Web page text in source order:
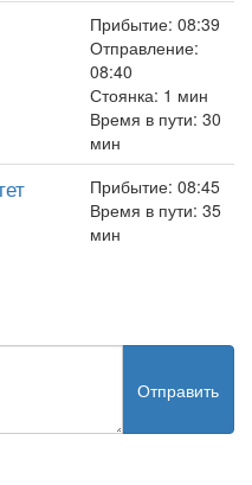
Прибытие: 08:39
Отправление:
08:40
Стоянка: 1 мин
Время в пути: 30
мин
Прибытие: 08:45
Время в пути: 35
мин
Отправить